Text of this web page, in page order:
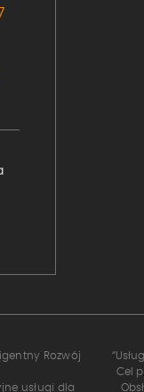
Rozwój
usługi dla
Cel